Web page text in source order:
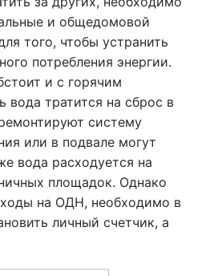
и общедомовой
того, чтобы устранить
потребления энергии.
и с горячим
вода тратится на сброс в
систему
или в подвале могут
вода расходуется на
площадок. Однако
на ОДН, необходимо в
личный счетчик, а